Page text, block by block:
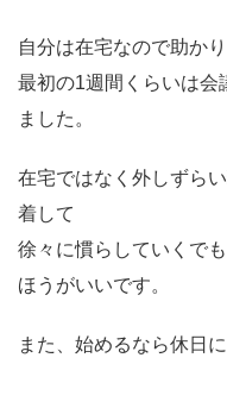
自分は在宅なので助かり
最初の1週間くらいは会
ました。
在宅ではなく外しずら
着して
徐々に慣らしていくで
ほうがいいです。
また、始めるなら休日